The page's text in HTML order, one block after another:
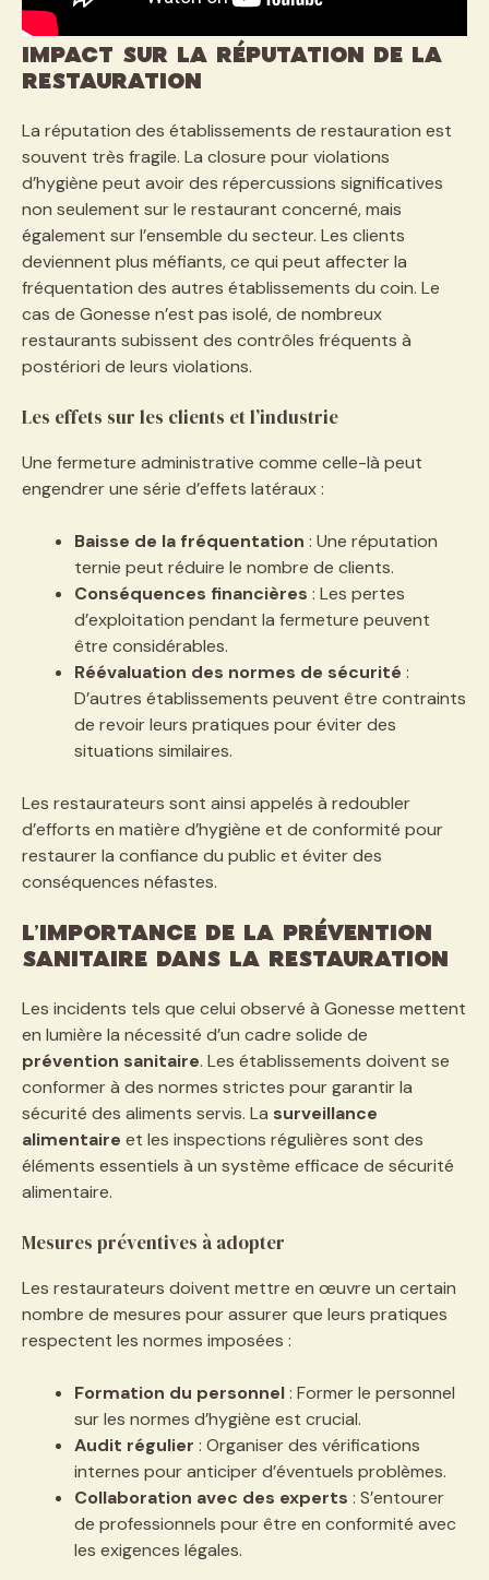
Impact sur la réputation de la
restauration
La réputation des établissements de restauration est
souvent très fragile. La closure pour violations
d’hygiène peut avoir des répercussions significatives
non seulement sur le restaurant concerné, mais
également sur l’ensemble du secteur. Les clients
deviennent plus méfiants, ce qui peut affecter la
fréquentation des autres établissements du coin. Le
cas de Gonesse n’est pas isolé, de nombreux
restaurants subissent des contrôles fréquents à
postériori de leurs violations.
Les effets sur les clients et l’industrie
Une fermeture administrative comme celle-là peut
engendrer une série d’effets latéraux :
Baisse de la fréquentation : Une réputation
ternie peut réduire le nombre de clients.
Conséquences financières : Les pertes
d’exploitation pendant la fermeture peuvent
être considérables.
Réévaluation des normes de sécurité :
D’autres établissements peuvent être contraints
de revoir leurs pratiques pour éviter des
situations similaires.
Les restaurateurs sont ainsi appelés à redoubler
d’efforts en matière d’hygiène et de conformité pour
restaurer la confiance du public et éviter des
conséquences néfastes.
L’importance de la prévention
sanitaire dans la restauration
Les incidents tels que celui observé à Gonesse mettent
en lumière la nécessité d’un cadre solide de
prévention sanitaire. Les établissements doivent se
conformer à des normes strictes pour garantir la
sécurité des aliments servis. La surveillance
alimentaire et les inspections régulières sont des
éléments essentiels à un système efficace de sécurité
alimentaire.
Mesures préventives à adopter
Les restaurateurs doivent mettre en œuvre un certain
nombre de mesures pour assurer que leurs pratiques
respectent les normes imposées :
Formation du personnel: Former le personnel
sur les normes d’hygiène est crucial.
Audit régulier : Organiser des vérifications
internes pour anticiper d’éventuels problèmes.
Collaboration avec des experts : S’entourer
de professionnels pour être en conformité avec
les exigences légales.